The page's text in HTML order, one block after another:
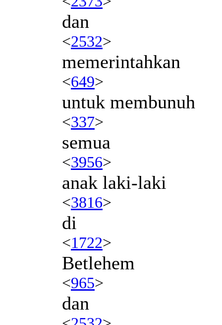
dan
<2532>
memerintahkan
<649>
untuk membunuh
<337>
semua
<3956>
anak laki-laki
<3816>
di
<1722>
Betlehem
<965>
dan